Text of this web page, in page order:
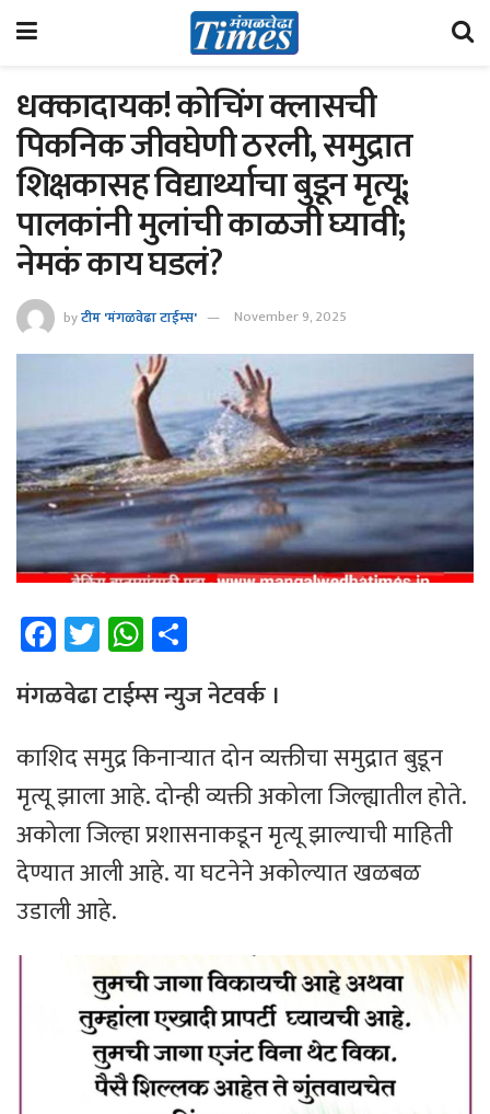
धक्कादायक! कोचिंग क्लासची
पिकनिक जीवघेणी ठरली, समुद्रात
शिक्षकासह विद्यार्थ्याचा बुडून मृत्यू;
पालकांनी मुलांची काळजी घ्यावी;
नेमकं काय घडलं?
byटीम 'मंगळवेढा टाईम्स' November 9, 2025
Fa
ce
b
o
ok
T
wi
tt
er
W
h
at
sA
p
p
ar
e
मंगळवेढा टाईम्स न्युज नेटवर्क ।
काशिद समुद्र किनाऱ्यात दोन व्यक्तीचा समुद्रात बुडून
मृत्यू झाला आहे. दोन्ही व्यक्ती अकोला जिल्ह्यातील होते.
अकोला जिल्हा प्रशासनाकडून मृत्यू झाल्याची माहिती
देण्यात आली आहे. या घटनेने अकोल्यात खळबळ
उडाली आहे.